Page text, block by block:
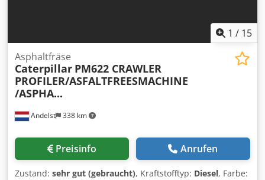
1 / 15
Andelst 338 km
Asphaltfräse
Caterpillar PM622 CRAWLER
PROFILER/ASFALTFREESMACHINE
/ASPHA...
Preisinfo Anrufen
Zustand: sehr gut (gebraucht), Kraftstofftyp: Diesel, Farbe: